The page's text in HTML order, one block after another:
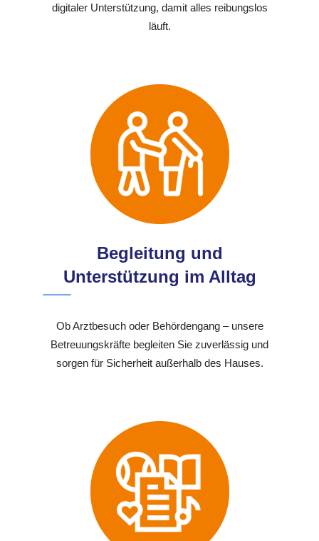
digitaler Unterstützung, damit alles reibungslos
läuft.
Begleitung und
Unterstützung im Alltag
Ob Arztbesuch oder Behördengang – unsere
Betreuungskräfte begleiten Sie zuverlässig und
sorgen für Sicherheit außerhalb des Hauses.